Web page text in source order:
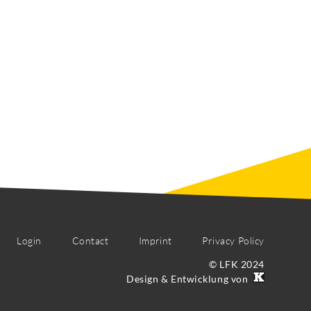
Login Contact Imprint
Privacy Policy
© LFK 2024
Design & Entwicklung von